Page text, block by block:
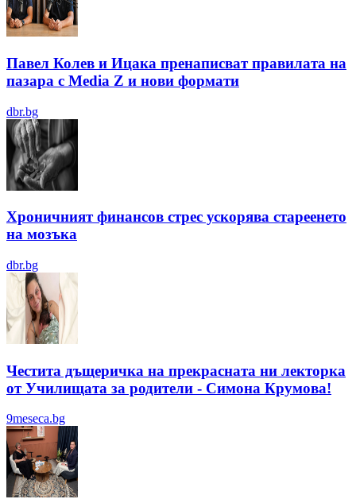
Павел Колев и Ицака пренаписват правилата на
пазара с Media Z и нови формати
dbr.bg
Хроничният финансов стрес ускорява стареенето
на мозъка
dbr.bg
Честита дъщеричка на прекрасната ни лекторка
от Училищата за родители - Симона Крумова!
9meseca.bg